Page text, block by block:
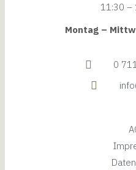
11:30 –
Montag –
0